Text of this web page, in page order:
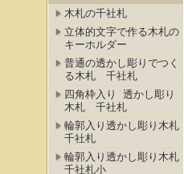
木札の千社札
立体的文字で作る木札の
キーホルダー
普通の透かし彫りでつく
る木札 千社札
四角枠入り 透かし彫り
木札 千社札
輪郭入り透かし彫り木札
千社札
輪郭入り透かし彫り木札
千社札小